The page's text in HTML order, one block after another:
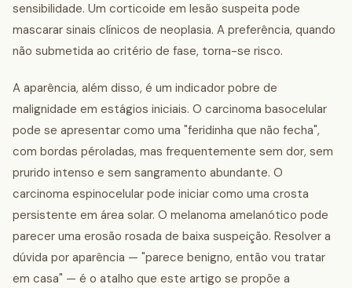
sensibilidade. Um corticoide em lesão suspeita pode
mascarar sinais clínicos de neoplasia. A preferência, quando
não submetida ao critério de fase, torna-se risco.
A aparência, além disso, é um indicador pobre de
malignidade em estágios iniciais. O carcinoma basocelular
pode se apresentar como uma "feridinha que não fecha",
com bordas péroladas, mas frequentemente sem dor, sem
prurido intenso e sem sangramento abundante. O
carcinoma espinocelular pode iniciar como uma crosta
persistente em área solar. O melanoma amelanótico pode
parecer uma erosão rosada de baixa suspeição. Resolver a
dúvida por aparência — "parece benigno, então vou tratar
em casa" — é o atalho que este artigo se propõe a